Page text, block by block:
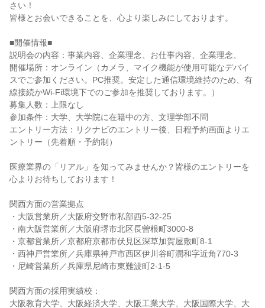
さい！
皆様とお会いできることを、心より楽しみにしております。
■開催情報■
説明会の内容：事業内容、企業理念、お仕事内容、企業理念、
開催場所：オンライン（カメラ、マイク機能が使用可能なデバイ
スでご参加ください。PC推奨。安定した通信環境維持のため、有
線接続かWi-Fi環境下でのご参加を推奨しております。）
募集人数：上限なし
参加条件：大学、大学院に在籍中の方、文理学部不問
エントリー方法：リクナビのエントリー後、日程予約画面よりエ
ントリー（先着順・予約制）
医療業界の「リアル」を知ってみませんか？皆様のエントリーを
心よりお待ちしております！
関西方面の営業拠点
・大阪営業所／大阪府交野市私部西5-32-25
・南大阪営業所／大阪府堺市北区長曽根町3000-8
・京都営業所／京都府京都市伏見区深草加賀屋敷町8-1
・西神戸営業所／兵庫県神戸市西区伊川谷町潤和字近角770-3
・尼崎営業所／兵庫県尼崎市東難波町2-1-5
関西方面の採用実績校：
大阪教育大学、大阪経済大学、大阪工業大学、大阪国際大学、大